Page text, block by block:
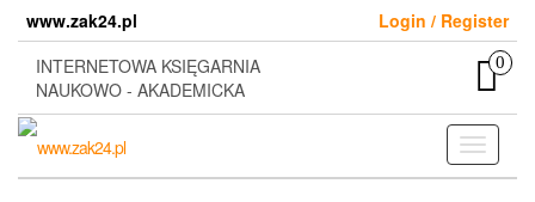
content
www.zak24.pl
Login / Register
INTERNETOWA KSIĘGARNIA
NAUKOWO - AKADEMICKA
0
Toggle